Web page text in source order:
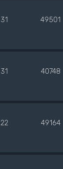
31 49501
31 40748
22 49164